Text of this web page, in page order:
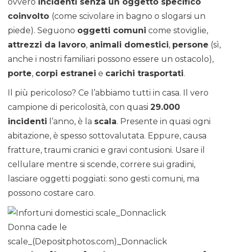
coinvolto (come scivolare in bagno o slogarsi un
piede). Seguono oggetti comuni come stoviglie,
attrezzi da lavoro, animali domestici, persone (sì,
anche i nostri familiari possono essere un ostacolo),
porte, corpi estranei e carichi trasportati.
Il più pericoloso? Ce l’abbiamo tutti in casa. Il vero
campione di pericolosità, con quasi 29.000
incidenti l’anno, è la scala. Presente in quasi ogni
abitazione, è spesso sottovalutata. Eppure, causa
fratture, traumi cranici e gravi contusioni. Usare il
cellulare mentre si scende, correre sui gradini,
lasciare oggetti poggiati: sono gesti comuni, ma
possono costare caro.
Donna cade le
scale_(Depositphotos.com)_Donnaclick